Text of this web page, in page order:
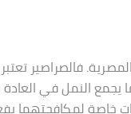
فالصراصير
يجمع النمل في
خاصة لمكافحتهما